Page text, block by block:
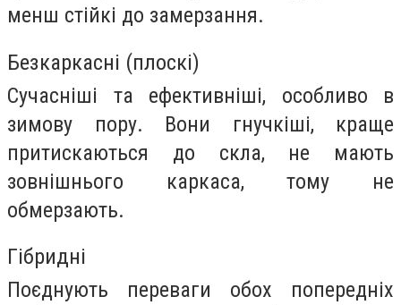
менш стійкі до замерзання.
Безкаркасні (плоскі)
Сучасніші та ефективніші, особливо в
зимову пору. Вони гнучкіші, краще
притискаються до скла, не мають
зовнішнього каркаса, тому не
обмерзають.
Гібридні
Поєднують переваги обох попередніх